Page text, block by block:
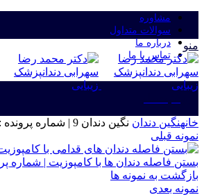
مشاوره
سوالات متداول
درباره ما
تماس با ما
منو
خانهنگین دندان نگین دندان 9 | شماره پرونده :
نمونه قبلی
بستن فاصله دندان ها با کامپوزیت | شماره
بازگشت به نمونه ها
نمونه بعدی